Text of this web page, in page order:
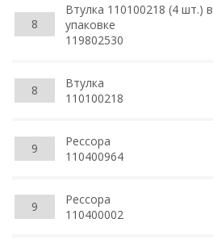
8
Втулка 110100218 (4 шт.) в
упаковке
119802530
8
Втулка
110100218
9
Рессора
110400964
9
Рессора
110400002